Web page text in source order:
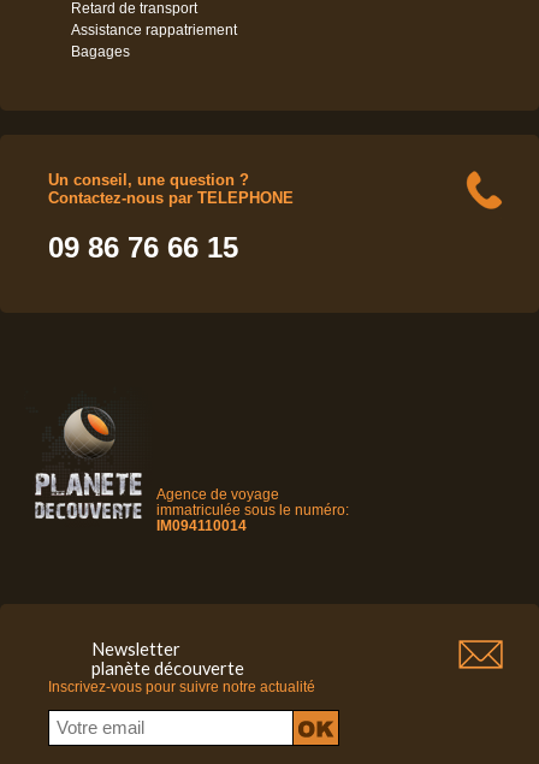
Retard de transport
Assistance rappatriement
Bagages
Un conseil, une question ?
Contactez-nous par TELEPHONE
09 86 76 66 15
Agence de voyage
immatriculée sous le numéro:
IM094110014
Newsletter
planète découverte
Inscrivez-vous pour suivre notre actualité